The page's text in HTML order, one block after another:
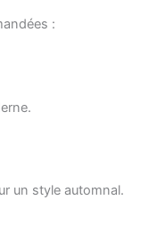
:
un style automnal.